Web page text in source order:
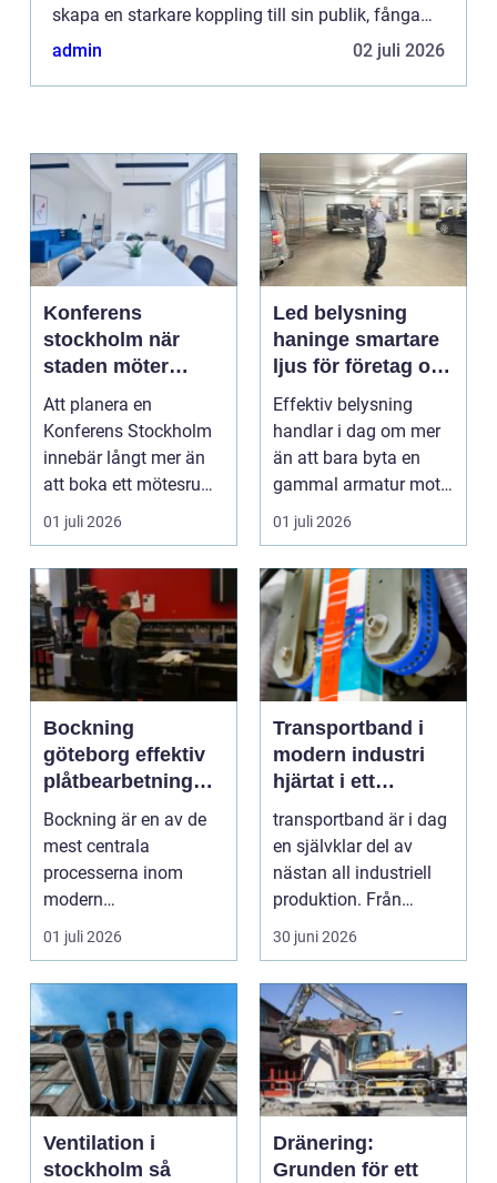
skapa en starkare koppling till sin publik, fånga
de...
admin 02 juli 2026
Konferens
stockholm när
staden möter
skärgård och
landsbygd
Att planera en
Konferens Stockholm
innebär långt mer än
att boka ett mötesrum
och ordna fika.
Företa...
01 juli 2026
Led belysning
haninge smartare
ljus för företag och
fastigheter
Effektiv belysning
handlar i dag om mer
än att bara byta en
gammal armatur mot
en ny. Företag, bosta...
01 juli 2026
Bockning
göteborg effektiv
plåtbearbetning
med precision
Bockning är en av de
mest centrala
processerna inom
modern
plåtbearbetning. I en
industriregion som ...
01 juli 2026
Transportband i
modern industri
hjärtat i ett
effektivt flöde
transportband är i dag
en självklar del av
nästan all industriell
produktion. Från
stenbrott och åte...
30 juni 2026
Ventilation i
stockholm så
Dränering:
Grunden för ett